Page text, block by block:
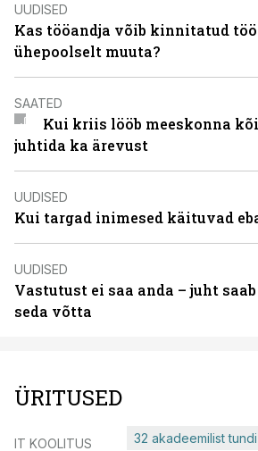
UUDISED
Kas tööandja võib kinnitatud
ühepoolselt muuta?
SAATED
Kui kriis lööb meeskonna
juhtida ka ärevust
UUDISED
Kui targad inimesed käituvad
UUDISED
Vastutust ei saa anda – juht
seda võtta
ÜRITUSED
IT KOOLITUS 32 akadeemilist tundi